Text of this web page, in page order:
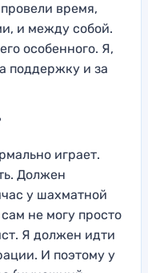
время,
и между собой.
особенного. Я,
поддержку и за
играет.
Должен
у шахматной
не могу просто
Я должен идти
И поэтому у